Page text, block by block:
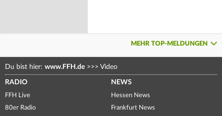
MEHR TOP-MELDUNGEN
Du bist hier: www.FFH.de >>> Video
RADIO
FFH Live
80er Radio
NEWS
Hessen News
Frankfurt News